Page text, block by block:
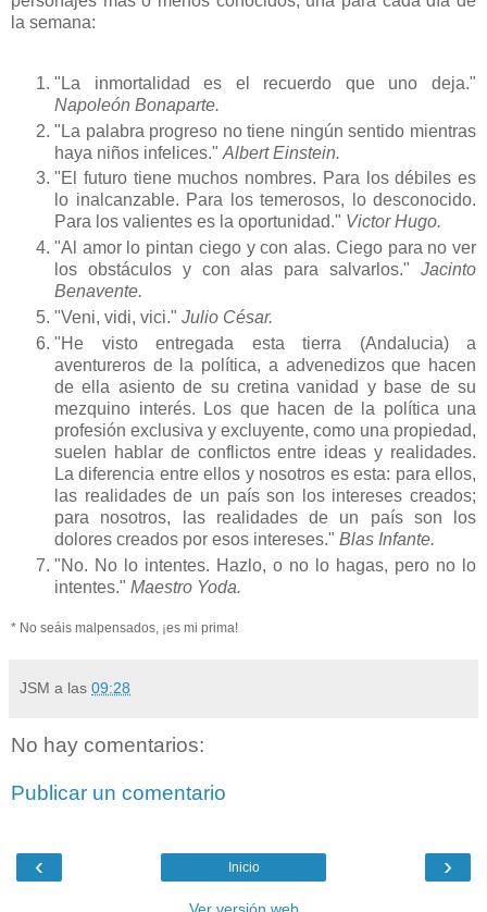
la semana:
"La inmortalidad es el recuerdo que uno deja."
Napoleón Bonaparte.
"La palabra progreso no tiene ningún sentido mientras
haya niños infelices." Albert Einstein.
"El futuro tiene muchos nombres. Para los débiles es
lo inalcanzable. Para los temerosos, lo desconocido.
Para los valientes es la oportunidad." Victor Hugo.
"Al amor lo pintan ciego y con alas. Ciego para no ver
los obstáculos y con alas para salvarlos." Jacinto
Benavente.
"Veni, vidi, vici." Julio César.
"He visto entregada esta tierra (Andalucia) a
aventureros de la política, a advenedizos que hacen
de ella asiento de su cretina vanidad y base de su
mezquino interés. Los que hacen de la política una
profesión exclusiva y excluyente, como una propiedad,
suelen hablar de conflictos entre ideas y realidades.
La diferencia entre ellos y nosotros es esta: para ellos,
las realidades de un país son los intereses creados;
para nosotros, las realidades de un país son los
dolores creados por esos intereses." Blas Infante.
"No. No lo intentes. Hazlo, o no lo hagas, pero no lo
intentes." Maestro Yoda.
* No seáis malpensados, ¡es mi prima!
JSM a las 09:28
No hay comentarios:
Publicar un comentario
‹ ›
Inicio